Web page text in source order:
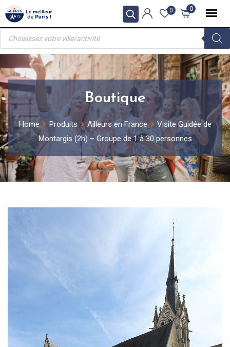
Skip
to
content
0
0
Recherche
produits
Boutique
Home Produits Ailleurs en France
Visite Guidée de
Montargis (2h) – Groupe de 1 à 30 personnes